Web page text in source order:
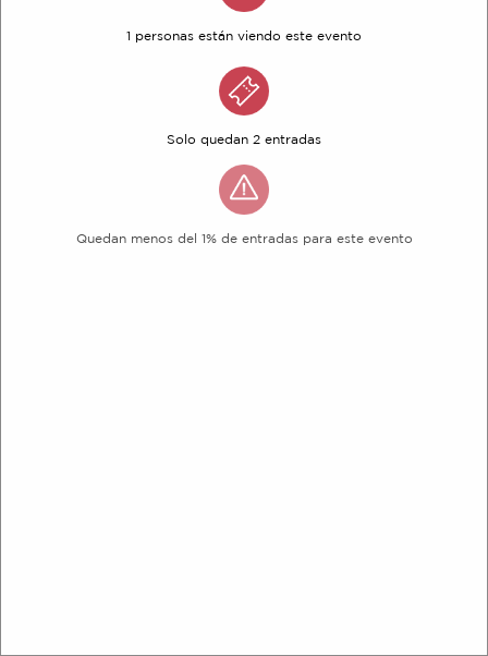
1 personas están viendo este evento
Solo quedan 2 entradas
Quedan menos del 1% de entradas para este evento